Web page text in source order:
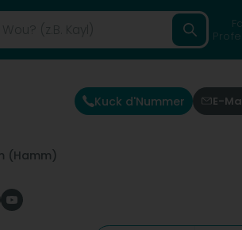
(Hamm)
Kuck d'Nummer E-